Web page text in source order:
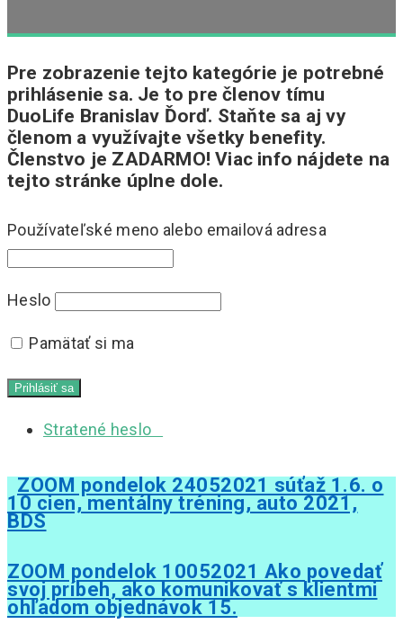
Pre zobrazenie tejto kategórie je potrebné
prihlásenie sa. Je to pre členov tímu
DuoLife Branislav Ďorď. Staňte sa aj vy
členom a využívajte všetky benefity.
Členstvo je ZADARMO! Viac info nájdete na
tejto stránke úplne dole.
Používateľské meno alebo emailová adresa
Heslo
Pamätať si ma
Stratené heslo
ZOOM pondelok 24052021 súťaž 1.6. o
10 cien, mentálny tréning, auto 2021,
BDS
ZOOM pondelok 10052021 Ako povedať
svoj príbeh, ako komunikovať s klientmi
ohľadom objednávok 15.